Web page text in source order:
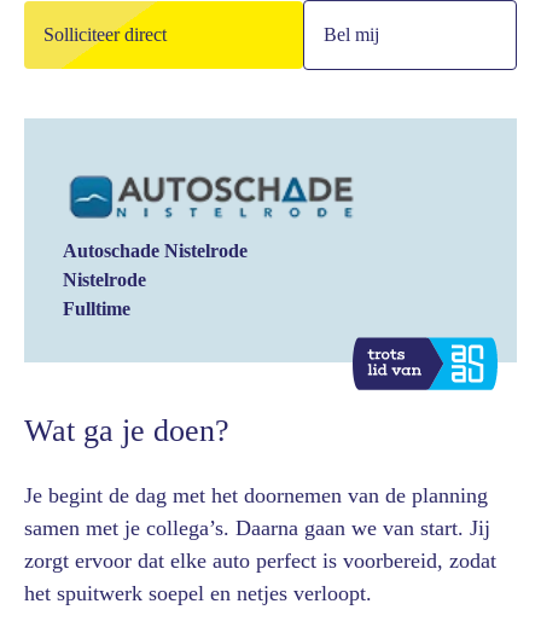
Solliciteer direct Bel mij
Autoschade Nistelrode
Nistelrode
Fulltime
Wat ga je doen?
Je begint de dag met het doornemen van de planning
samen met je collega’s. Daarna gaan we van start. Jij
zorgt ervoor dat elke auto perfect is voorbereid, zodat
het spuitwerk soepel en netjes verloopt.